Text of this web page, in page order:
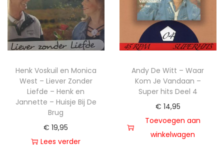
Henk Voskuil en Monica
West – Liever Zonder
Liefde – Henk en
Jannette – Huisje Bij De
Brug
€ 19,95
Lees verder
Andy De Witt – Waar
Kom Je Vandaan –
Super hits Deel 4
€ 14,95
Toevoegen aan
winkelwagen